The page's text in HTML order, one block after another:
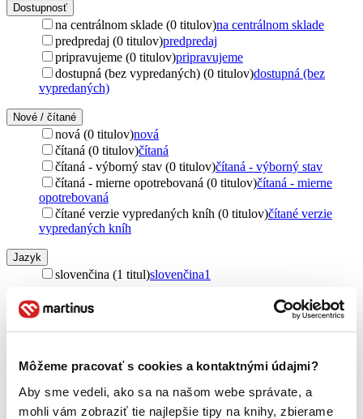
Môžeme pracovať s cookies a kontaktnými údajmi?
Aby sme vedeli, ako sa na našom webe správate, a
mohli vám zobraziť tie najlepšie tipy na knihy, zbierame
Dostupnosť
na centrálnom sklade (0 titulov)na centrálnom sklade
predpredaj (0 titulov)predpredaj
pripravujeme (0 titulov)pripravujeme
dostupná (bez vypredaných) (0 titulov)dostupná (bez
vypredaných)
Nové / čítané
nová (0 titulov)nová
čítaná (0 titulov)čítaná
čítaná - výborný stav (0 titulov)čítaná - výborný stav
čítaná - mierne opotrebovaná (0 titulov)čítaná - mierne
opotrebovaná
čítané verzie vypredaných kníh (0 titulov)čítané verzie
vypredaných kníh
Jazyk
slovenčina (1 titul)slovenčina1
Vydavateľstvo
pevná väzba (1 titul)pevná väzba1
Zúžiť výber